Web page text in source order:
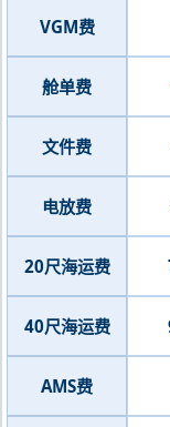
VGM费
舱单费
文件费
电放费
20尺海运费
40尺海运费
AMS费